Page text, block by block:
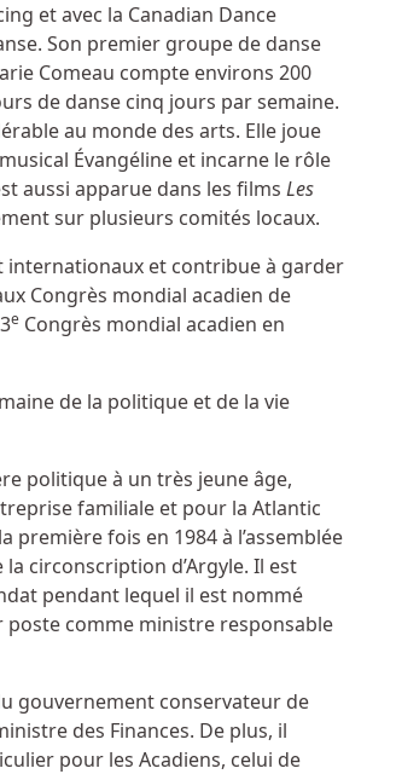
et avec la Canadian Dance
Son premier groupe de danse
Comeau compte environs 200
de danse cinq jours par semaine.
au monde des arts. Elle joue
Évangéline et incarne le rôle
aussi apparue dans les films Les
sur plusieurs comités locaux.
et contribue à garder
Congrès mondial acadien de
e Congrès mondial acadien en
de la politique et de la vie
politique à un très jeune âge,
familiale et pour la Atlantic
première fois en 1984 à l’assemblée
circonscription d’Argyle. Il est
pendant lequel il est nommé
comme ministre responsable
gouvernement conservateur de
des Finances. De plus, il
pour les Acadiens, celui de